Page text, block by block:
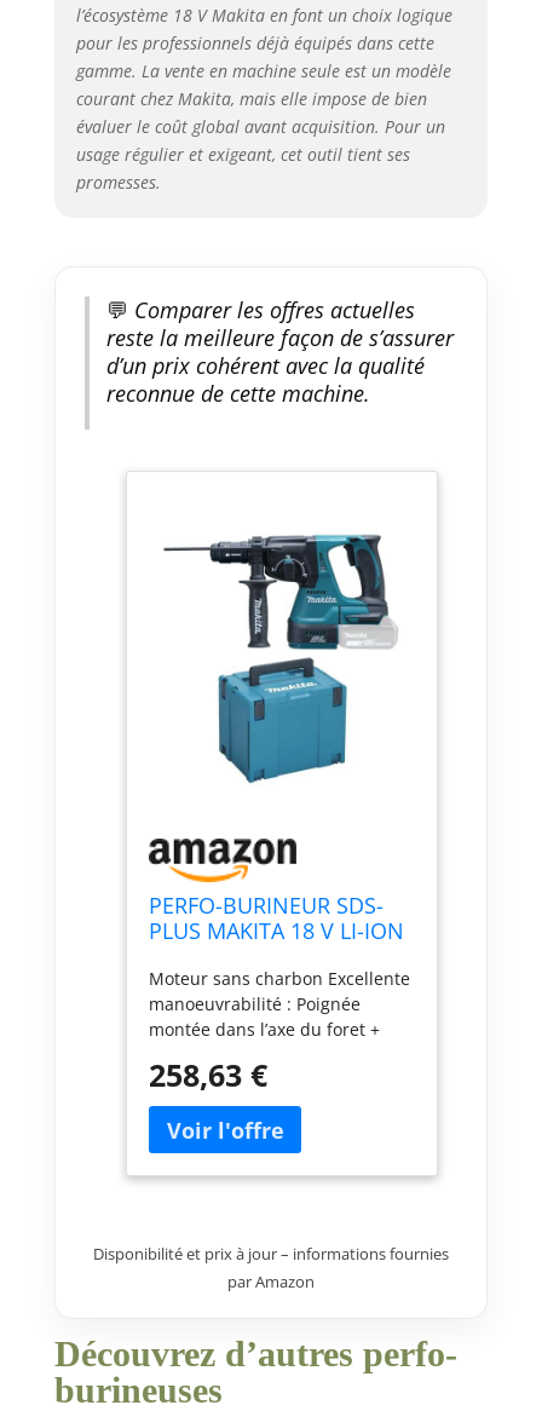
l’écosystème 18 V Makita en font un choix logique
pour les professionnels déjà équipés dans cette
gamme. La vente en machine seule est un modèle
courant chez Makita, mais elle impose de bien
évaluer le coût global avant acquisition. Pour un
usage régulier et exigeant, cet outil tient ses
promesses.
💬 Comparer les offres actuelles
reste la meilleure façon de s’assurer
d’un prix cohérent avec la qualité
reconnue de cette machine.
PERFO-BURINEUR SDS-
PLUS MAKITA 18 V LI-ION
LIVRÉ EN COFFRET
MAKPAC - DHR243ZJ
Moteur sans charbon Excellente
manoeuvrabilité : Poignée
montée dans l’axe du foret +
un equilibre parfait Mandrins
interchangeables à verrouillage
rapide (SDS-Plus et autoserrant)
Limiteur de couple protégeant
le moteur ainsi que l’utilisateur
impact et nouvelles
technologies
258,63 €
Disponibilité et prix à jour – informations fournies
par Amazon
Découvrez d’autres perfo-
burineuses